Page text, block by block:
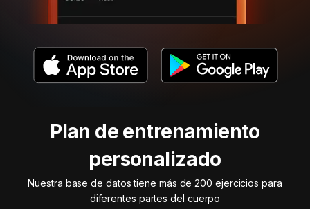
Plan de entrenamiento
personalizado
Nuestra base de datos tiene más de 200 ejercicios para
diferentes partes del cuerpo